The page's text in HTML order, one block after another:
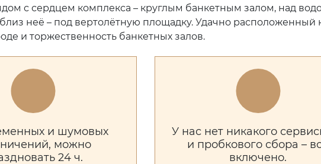
с сердцем комплекса – круглым банкетным залом, над
неё – под вертолётную площадку. Удачно расположенный
и торжественность банкетных залов.
и шумовых
можно
24 ч.
У нас нет никакого
и пробкового сбора –
включено.